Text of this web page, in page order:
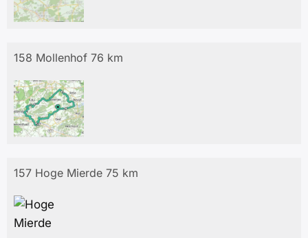
158 Mollenhof 76 km
157 Hoge Mierde 75 km